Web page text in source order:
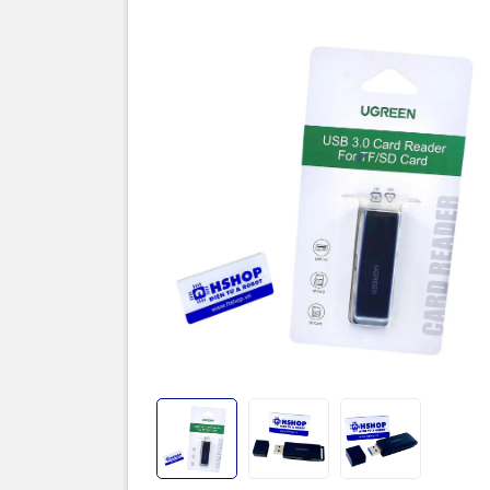
kiện cao
Micro SD
lên đến
video, dữ
Thiết kế
giúp
hay người
biến như
nhau.
👉 Đây là
truyền dữ
Model: